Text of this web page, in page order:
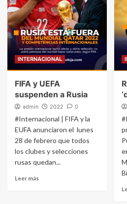
INTERNACIONAL
FIFA y UEFA
suspenden a Rusia
admin 2022 0
#Internacional | FIFA y la
EUFA anunciaron el lunes
28 de febrero que todos
los clubes y selecciones
rusas quedan...
Leer más